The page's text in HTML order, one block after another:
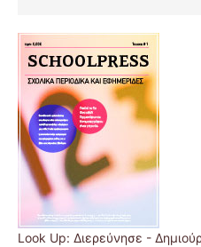
Look Up: Διερεύνησε -